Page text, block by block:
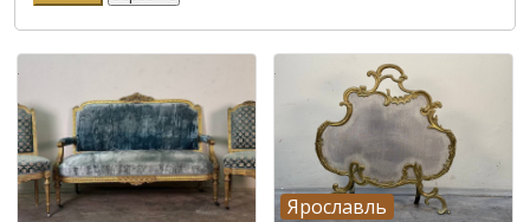
Ярославль